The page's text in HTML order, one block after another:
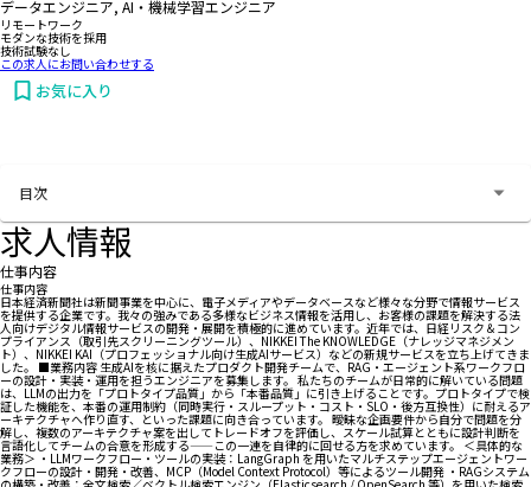
データエンジニア, AI・機械学習エンジニア
リモートワーク
モダンな技術を採用
技術試験なし
この求人にお問い合わせする
お気に入り
目次
求人情報
仕事内容
仕事内容
日本経済新聞社は新聞事業を中心に、電子メディアやデータベースなど様々な分野で情報サービス
を提供する企業です。我々の強みである多様なビジネス情報を活用し、お客様の課題を解決する法
人向けデジタル情報サービスの開発・展開を積極的に進めています。近年では、日経リスク＆コン
プライアンス（取引先スクリーニングツール）、NIKKEI The KNOWLEDGE（ナレッジマネジメン
ト）、NIKKEI KAI（プロフェッショナル向け生成AIサービス）などの新規サービスを立ち上げてきま
した。 ■業務内容 生成AIを核に据えたプロダクト開発チームで、RAG・エージェント系ワークフロ
ーの設計・実装・運用を担うエンジニアを募集します。 私たちのチームが日常的に解いている問題
は、LLMの出力を「プロトタイプ品質」から「本番品質」に引き上げることです。プロトタイプで検
証した機能を、本番の運用制約（同時実行・スループット・コスト・SLO・後方互換性）に耐えるア
ーキテクチャへ作り直す、といった課題に向き合っています。 曖昧な企画要件から自分で問題を分
解し、複数のアーキテクチャ案を出してトレードオフを評価し、スケール試算とともに設計判断を
言語化してチームの合意を形成する——この一連を自律的に回せる方を求めています。 ＜具体的な
業務＞ ・LLMワークフロー・ツールの実装：LangGraph を用いたマルチステップエージェントワー
クフローの設計・開発・改善、MCP（Model Context Protocol）等によるツール開発 ・RAGシステム